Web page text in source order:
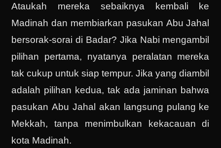
Ataukah mereka sebaiknya kembali ke
Madinah dan membiarkan pasukan Abu Jahal
bersorak-sorai di Badar? Jika Nabi mengambil
pilihan pertama, nyatanya peralatan mereka
tak cukup untuk siap tempur. Jika yang diambil
adalah pilihan kedua, tak ada jaminan bahwa
pasukan Abu Jahal akan langsung pulang ke
Mekkah, tanpa menimbulkan kekacauan di
kota Madinah.